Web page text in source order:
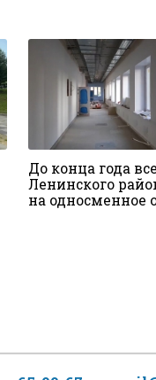
До конца года
Ленинского
на односменное